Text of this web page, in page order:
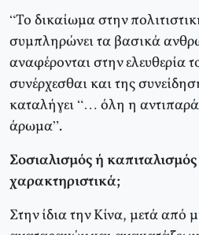
“Το δικαίωμα στην
συμπληρώνει τα βασικά
αναφέρονται στην ελευθερία
συνέρχεσθαι και της
καταλήγει “… όλη η
άρωμα”.
Σοσιαλισμός ή καπιταλισμός
χαρακτηριστικά;
Στην ίδια την Κίνα, μετά από